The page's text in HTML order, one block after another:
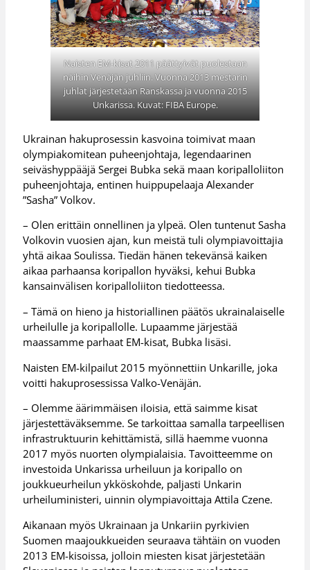
Naisten EM-kisat 2011 päättyivät puolestaan
näihin Venäjän juhliin. Vuonna 2013 mestarin
juhlat järjestetään Ranskassa ja vuonna 2015
Unkarissa. Kuvat: FIBA Europe.
Ukrainan hakuprosessin kasvoina toimivat maan
olympiakomitean puheenjohtaja, legendaarinen
seiväshyppääjä Sergei Bubka sekä maan koripalloliiton
puheenjohtaja, entinen huippupelaaja Alexander
”Sasha” Volkov.
– Olen erittäin onnellinen ja ylpeä. Olen tuntenut Sasha
Volkovin vuosien ajan, kun meistä tuli olympiavoittajia
yhtä aikaa Soulissa. Tiedän hänen tekevänsä kaiken
aikaa parhaansa koripallon hyväksi, kehui Bubka
kansainvälisen koripalloliiton tiedotteessa.
– Tämä on hieno ja historiallinen päätös ukrainalaiselle
urheilulle ja koripallolle. Lupaamme järjestää
maassamme parhaat EM-kisat, Bubka lisäsi.
Naisten EM-kilpailut 2015 myönnettiin Unkarille, joka
voitti hakuprosessissa Valko-Venäjän.
– Olemme äärimmäisen iloisia, että saimme kisat
järjestettäväksemme. Se tarkoittaa samalla tarpeellisen
infrastruktuurin kehittämistä, sillä haemme vuonna
2017 myös nuorten olympialaisia. Tavoitteemme on
investoida Unkarissa urheiluun ja koripallo on
joukkueurheilun ykköskohde, paljasti Unkarin
urheiluministeri, uinnin olympiavoittaja Attila Czene.
Aikanaan myös Ukrainaan ja Unkariin pyrkivien
Suomen maajoukkueiden seuraava tähtäin on vuoden
2013 EM-kisoissa, jolloin miesten kisat järjestetään